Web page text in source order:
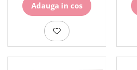
Adauga in cos